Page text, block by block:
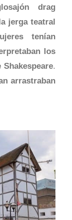
drag
jerga teatral
tenían
los
.
arrastraban